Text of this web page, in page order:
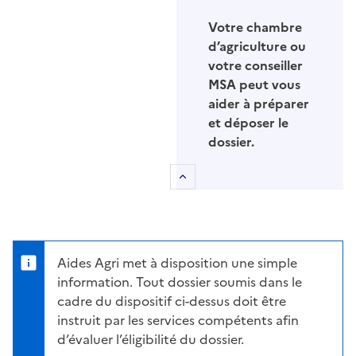
Votre chambre
d’agriculture ou
votre conseiller
MSA peut vous
aider à préparer
et déposer le
dossier.
Aides Agri met à disposition une simple
information. Tout dossier soumis dans le
cadre du dispositif ci-dessus doit être
instruit par les services compétents afin
d’évaluer l’éligibilité du dossier.